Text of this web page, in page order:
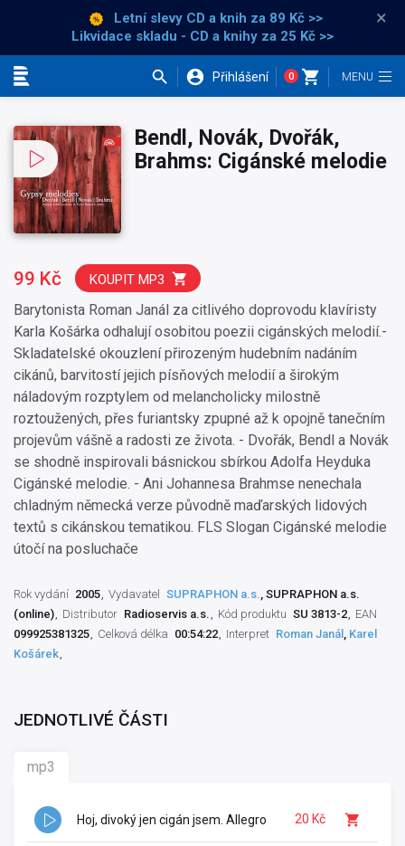
Letní slevy CD a knih za 89 Kč >>
Likvidace skladu - CD a knihy za 25 Kč >>
×
Přihlášení 0
Bendl, Novák, Dvořák,
Brahms: Cigánské melodie
Barytonista Roman Janál za citlivého doprovodu klavíristy
Karla Košárka odhalují osobitou poezii cigánských melodií.-
Skladatelské okouzlení přirozeným hudebním nadáním
cikánů, barvitostí jejich písňových melodií a širokým
náladovým rozptylem od melancholicky milostně
roztoužených, přes furiantsky zpupné až k opojně tanečním
projevům vášně a radosti ze života. - Dvořák, Bendl a Novák
se shodně inspirovali básnickou sbírkou Adolfa Heyduka
Cigánské melodie. - Ani Johannesa Brahmse nenechala
chladným německá verze původně maďarských lidových
textů s cikánskou tematikou. FLS Slogan Cigánské melodie
útočí na posluchače
99 Kč KOUPIT MP3
Rok vydání 2005 Vydavatel SUPRAPHON a.s., SUPRAPHON a.s.
(online)
Distributor Radioservis a.s. Kód produktu SU 3813-2
EAN
099925381325
Celková délka 00:54:22 Interpret Roman Janál , Karel
Košárek
JEDNOTLIVÉ ČÁSTI
mp3
Hoj, divoký jen cigán jsem. Allegro 20 Kč